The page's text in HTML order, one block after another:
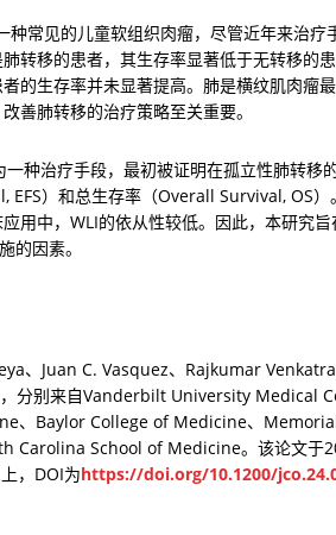
常见的儿童软组织肉瘤，尽管近年来治疗
转移的患者，其生存率显著低于无转移的
的生存率并未显著提高。肺是横纹肌肉瘤
善肺转移的治疗策略至关重要。
种治疗手段，最初被证明在孤立性肺转移
）和总生存率（Overall Survival, OS）
用中，WLI的依从性较低。因此，本研究
的因素。
、Juan C. Vasquez、Rajkumar
分别来自Vanderbilt University Medical
、Baylor College of Medicine、
School of Medicine。该论文于
，DOI为https://doi.org/10.1200/